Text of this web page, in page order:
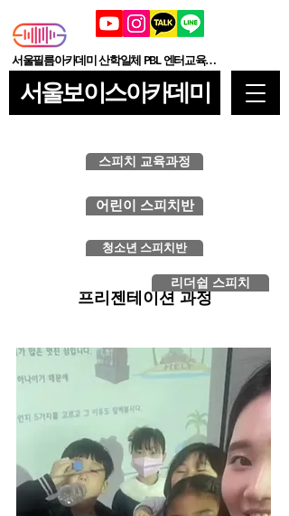
서울필름아카데미 산학일체 PBL 엔터교육기관
서울보이스아카데미
스피치 교육과정
어린이 스피치반
청소년 스피치반
프리젠테이션 과정
리더쉽 스피치